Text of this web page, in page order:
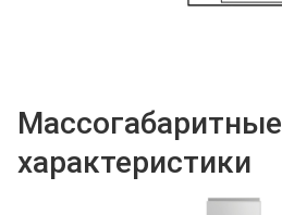
Массогабаритные
характеристики